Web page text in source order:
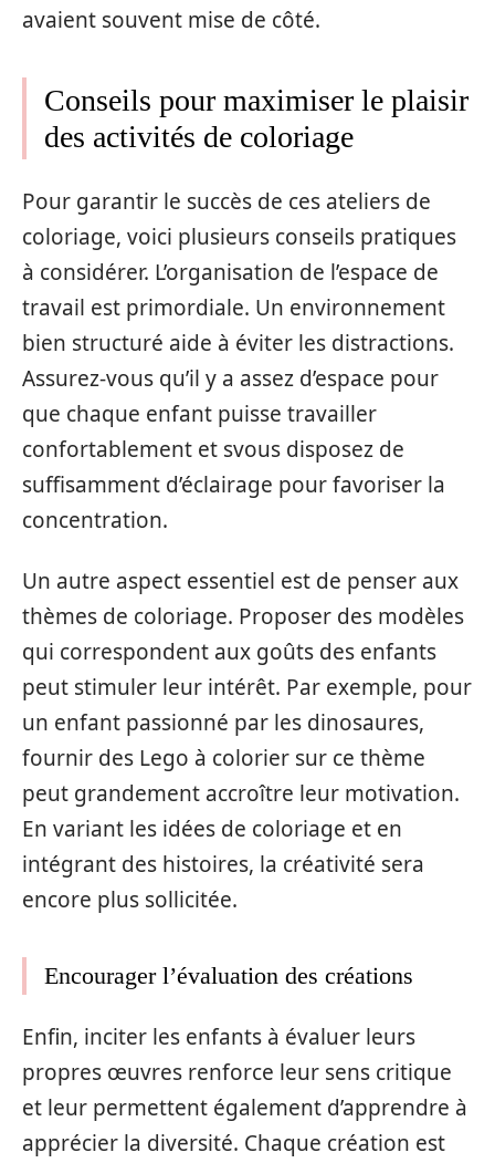
avaient souvent mise de côté.
Conseils pour maximiser le plaisir
des activités de coloriage
Pour garantir le succès de ces ateliers de
coloriage, voici plusieurs conseils pratiques
à considérer. L’organisation de l’espace de
travail est primordiale. Un environnement
bien structuré aide à éviter les distractions.
Assurez-vous qu’il y a assez d’espace pour
que chaque enfant puisse travailler
confortablement et svous disposez de
suffisamment d’éclairage pour favoriser la
concentration.
Un autre aspect essentiel est de penser aux
thèmes de coloriage. Proposer des modèles
qui correspondent aux goûts des enfants
peut stimuler leur intérêt. Par exemple, pour
un enfant passionné par les dinosaures,
fournir des Lego à colorier sur ce thème
peut grandement accroître leur motivation.
En variant les idées de coloriage et en
intégrant des histoires, la créativité sera
encore plus sollicitée.
Encourager l’évaluation des créations
Enfin, inciter les enfants à évaluer leurs
propres œuvres renforce leur sens critique
et leur permettent également d’apprendre à
apprécier la diversité. Chaque création est